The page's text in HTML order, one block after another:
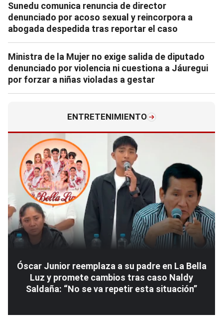
Sunedu comunica renuncia de director
denunciado por acoso sexual y reincorpora a
abogada despedida tras reportar el caso
Ministra de la Mujer no exige salida de diputado
denunciado por violencia ni cuestiona a Jáuregui
por forzar a niñas violadas a gestar
ENTRETENIMIENTO
Óscar Junior reemplaza a su padre en La Bella
Luz y promete cambios tras caso Naldy
Saldaña: “No se va repetir esta situación”